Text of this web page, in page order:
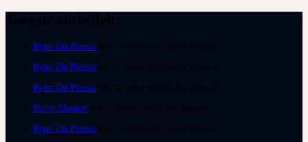
Ryno Du Plessis
Ryno Du Plessis
Ryno Du Plessis
Pieter Mostert
Ryno Du Plessis